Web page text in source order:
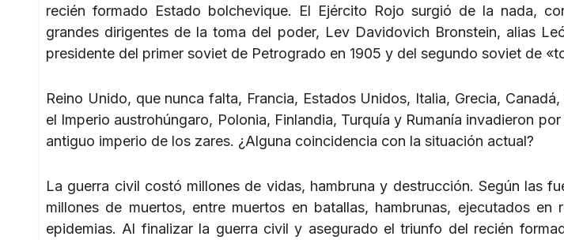
recién formado Estado bolchevique. El Ejército Rojo surgió de la nada,
grandes dirigentes de la toma del poder, Lev Davidovich Bronstein, alias
presidente del primer soviet de Petrogrado en 1905 y del segundo soviet de
Reino Unido, que nunca falta, Francia, Estados Unidos, Italia, Grecia,
el Imperio austrohúngaro, Polonia, Finlandia, Turquía y Rumanía invadieron
antiguo imperio de los zares. ¿Alguna coincidencia con la situación actual?
La guerra civil costó millones de vidas, hambruna y destrucción. Según las
millones de muertos, entre muertos en batallas, hambrunas, ejecutados en
epidemias. Al finalizar la guerra civil y asegurado el triunfo del recién